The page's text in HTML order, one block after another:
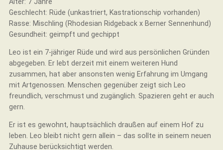
Geschlecht: Rüde (unkastriert, Kastrationschip vorhanden)
Rasse: Mischling (Rhodesian Ridgeback x Berner Sennenhund)
Gesundheit: geimpft und gechippt
Leo ist ein 7-jähriger Rüde und wird aus persönlichen Gründen
abgegeben. Er lebt derzeit mit einem weiteren Hund
zusammen, hat aber ansonsten wenig Erfahrung im Umgang
mit Artgenossen. Menschen gegenüber zeigt sich Leo
freundlich, verschmust und zugänglich. Spazieren geht er auch
gern.
Er ist es gewohnt, hauptsächlich draußen auf einem Hof zu
leben. Leo bleibt nicht gern allein – das sollte in seinem neuen
Zuhause berücksichtigt werden.